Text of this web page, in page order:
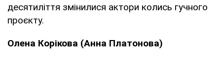
десятиліття змінилися актори колись гучного
проєкту.
Олена Корікова (Анна Платонова)